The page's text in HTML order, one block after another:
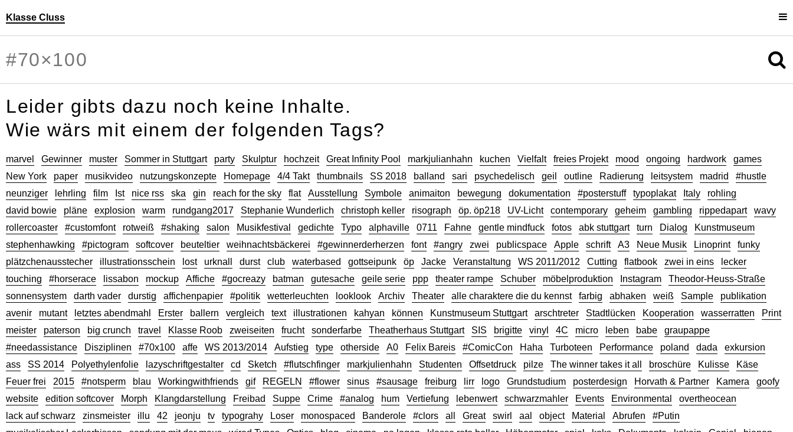
Klasse Cluss
Leider gibts dazu noch keine Inhalte.
Wie wärs mit einem der folgenden Tags?
marvel Gewinner muster Sommer in Stuttgart party Skulptur hochzeit Great Infinity Pool markjulianhahn kuchen Vielfalt freies Projekt mood ongoing hardwork
games
New York
paper musikvideo nutzungskonzepte Homepage 4/4 Takt thumbnails SS 2018 balland sari psychedelisch geil outline Radierung leitsystem madrid
#hustle
neunziger
lehrling film Ist nice rss ska gin reach for the sky flat Ausstellung Symbole animaiton bewegung dokumentation #posterstuff typoplakat Italy
rohling
david bowie
pläne explosion warm rundgang2017 Stephanie Wunderlich christoph keller risograph öp. öp218 UV-Licht contemporary geheim gambling rippedapart
wavy
rollercoaster
#customfont rotweiß #shaking salon Musikfestival gedichte Typo alphaville 0711 Fahne gentle mindfuck fotos abk stuttgart turn Dialog
Kunstmuseum
stephenhawking
#pictogram softcover beuteltier weihnachtsbäckerei #gewinnerderherzen font #angry zwei publicspace Apple schrift A3 Neue Musik Linoprint
funky
plätzchenausstecher
illustrationsschein lost urknall durst club waterbased gottseipunk öp Jacke Veranstaltung WS 2011/2012 Cutting flatbook zwei in eins
lecker
touching
#horserace lissabon mockup Affiche #gocreazy batman gutesache geile serie ppp theater rampe Schuber möbelproduktion Instagram
Theodor-Heuss-Straße
sonnensystem
darth vader durstig affichenpapier #politik wetterleuchten looklook Archiv Theater alle charaktere die du kennst farbig abhaken weiß Sample
publikation
avenir
mutant letztes abendmahl Erster ballern vergleich text illustrationen kahyan können Kunstmuseum Stuttgart arschtreter Stadtlücken Kooperation wasserratten
Print
meister
paterson big crunch travel Klasse Roob zweiseiten frucht sonderfarbe Theatherhaus Stuttgart SIS brigitte vinyl 4C micro leben babe
graupappe
#needassistance
Disziplinen #70x100 affe WS 2013/2014 Aufstieg type otherside A0 Felix Bareis #ComicCon Haha Turboteen Performance poland dada
exkursion
ass
SS 2014 Polyethylenfolie lazyschriftgestalter cd Sketch #flutschfinger markjulienhahn Studenten Offsetdruck pilze The winner takes it all broschüre Kulisse
Käse
Feuer frei
2015 #notsperm blau Workingwithfriends gif REGELN #flower sinus #sausage freiburg lirr logo Grundstudium posterdesign Horvath & Partner Kamera
goofy
website
edition softcover Morph Klangdarstellung Freibad Suppe Crime #analog hum Vertiefung lebenwert schwarzmahler Events Environmental
overtheocean
lack auf schwarz
zinsmeister illu 42 jeonju tv typograhy Loser monospaced Banderole #clors all Great swirl aal object Material Abrufen
#Putin